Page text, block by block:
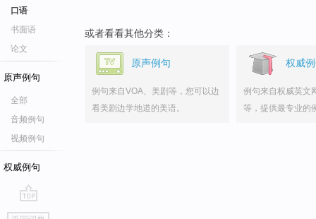
口语
书面语
论文
原声例句
全部
音频例句
视频例句
权威例句
go
或者看看其他分类：
原声例句
例句来自VOA、美剧等，您可以边
看美剧边学地道的美语。
权威
例句来自权威英文
等，提供最专业的